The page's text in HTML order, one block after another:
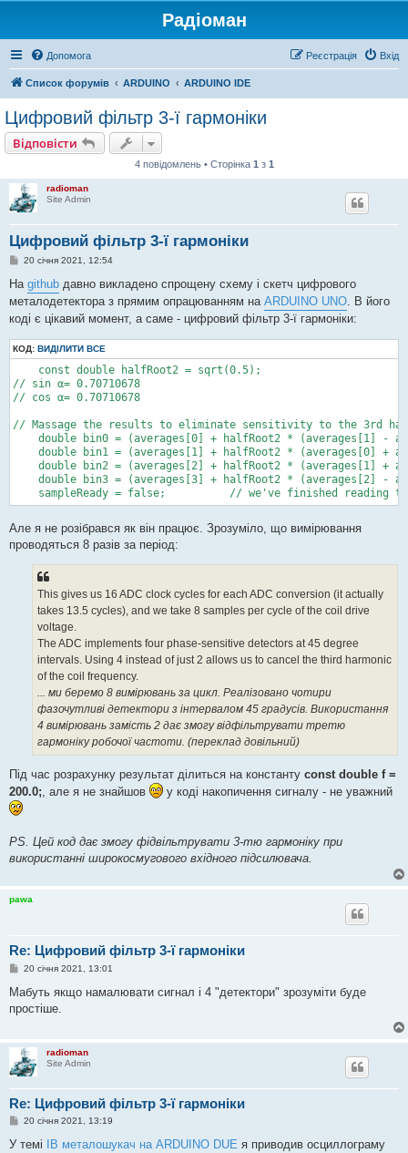
Радіоман
Допомога Вхід
Реєстрація
Список форумів ARDUINO ARDUINO IDE
Цифровий фільтр 3-ї гармоніки
Відповісти
4 повідомлень • Сторінка 1 з 1
radioman
Site Admin
Цифровий фільтр 3-ї гармоніки
П
в
д
м
е
н
я
20 січня 2021, 12:54
На github давно викладено спрощену схему і скетч цифрового
металодетектора з прямим опрацюванням на ARDUINO UNO. В його
коді є цікавий момент, а саме - цифровий фільтр 3-ї гармоніки:
КОД: ВИДІЛИТИ ВСЕ
    const double halfRoot2 = sqrt(0.5);
// sin α= 0.70710678
// cos α= 0.70710678
// Massage the results to eliminate sensitivity to the 3rd
double bin0 = (averages[0] + halfRoot2 * (averages[1] -
double bin1 = (averages[1] + halfRoot2 * (averages[0] +
double bin2 = (averages[2] + halfRoot2 * (averages[1] +
double bin3 = (averages[3] + halfRoot2 * (averages[2] -
sampleReady = false;          // we've finished reading
Але я не розібрався як він працює. Зрозуміло, що вимірювання
проводяться 8 разів за період:
This gives us 16 ADC clock cycles for each ADC conversion (it actually
takes 13.5 cycles), and we take 8 samples per cycle of the coil drive
voltage.
The ADC implements four phase-sensitive detectors at 45 degree
intervals. Using 4 instead of just 2 allows us to cancel the third harmonic
of the coil frequency.
... ми беремо 8 вимірювань за цикл. Реалізовано чотири
фазочутливі детектори з інтервалом 45 градусів. Використання
4 вимірювань замість 2 дає змогу відфільтрувати третю
гармоніку робочої частоти. (переклад довільний)
Під час розрахунку результат ділиться на константу const double f =
200.0;, але я не знайшов у коді накопичення сигналу - не уважний
PS. Цей код дає змогу фідвільтрувати 3-тю гармоніку при
використанні широкосмугового вхідного підсилювача.
pawa
Re: Цифровий фільтр 3-ї гармоніки
П
в
д
л
е
н
н
я
20 січня 2021, 13:01
Мабуть якщо намалювати сигнал і 4 "детектори" зрозуміти буде
простіше.
radioman
Site Admin
Re: Цифровий фільтр 3-ї гармоніки
П
в
20 січня 2021, 13:19
У темі IB металошукач на ARDUINO DUE я приводив осциллограму